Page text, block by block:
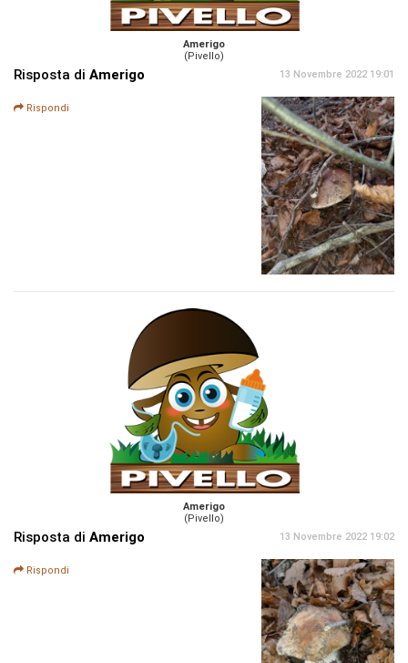
Amerigo
(Pivello)
Risposta di Amerigo 13 Novembre 2022 19:01
Rispondi
Amerigo
(Pivello)
Risposta di Amerigo 13 Novembre 2022 19:02
Rispondi